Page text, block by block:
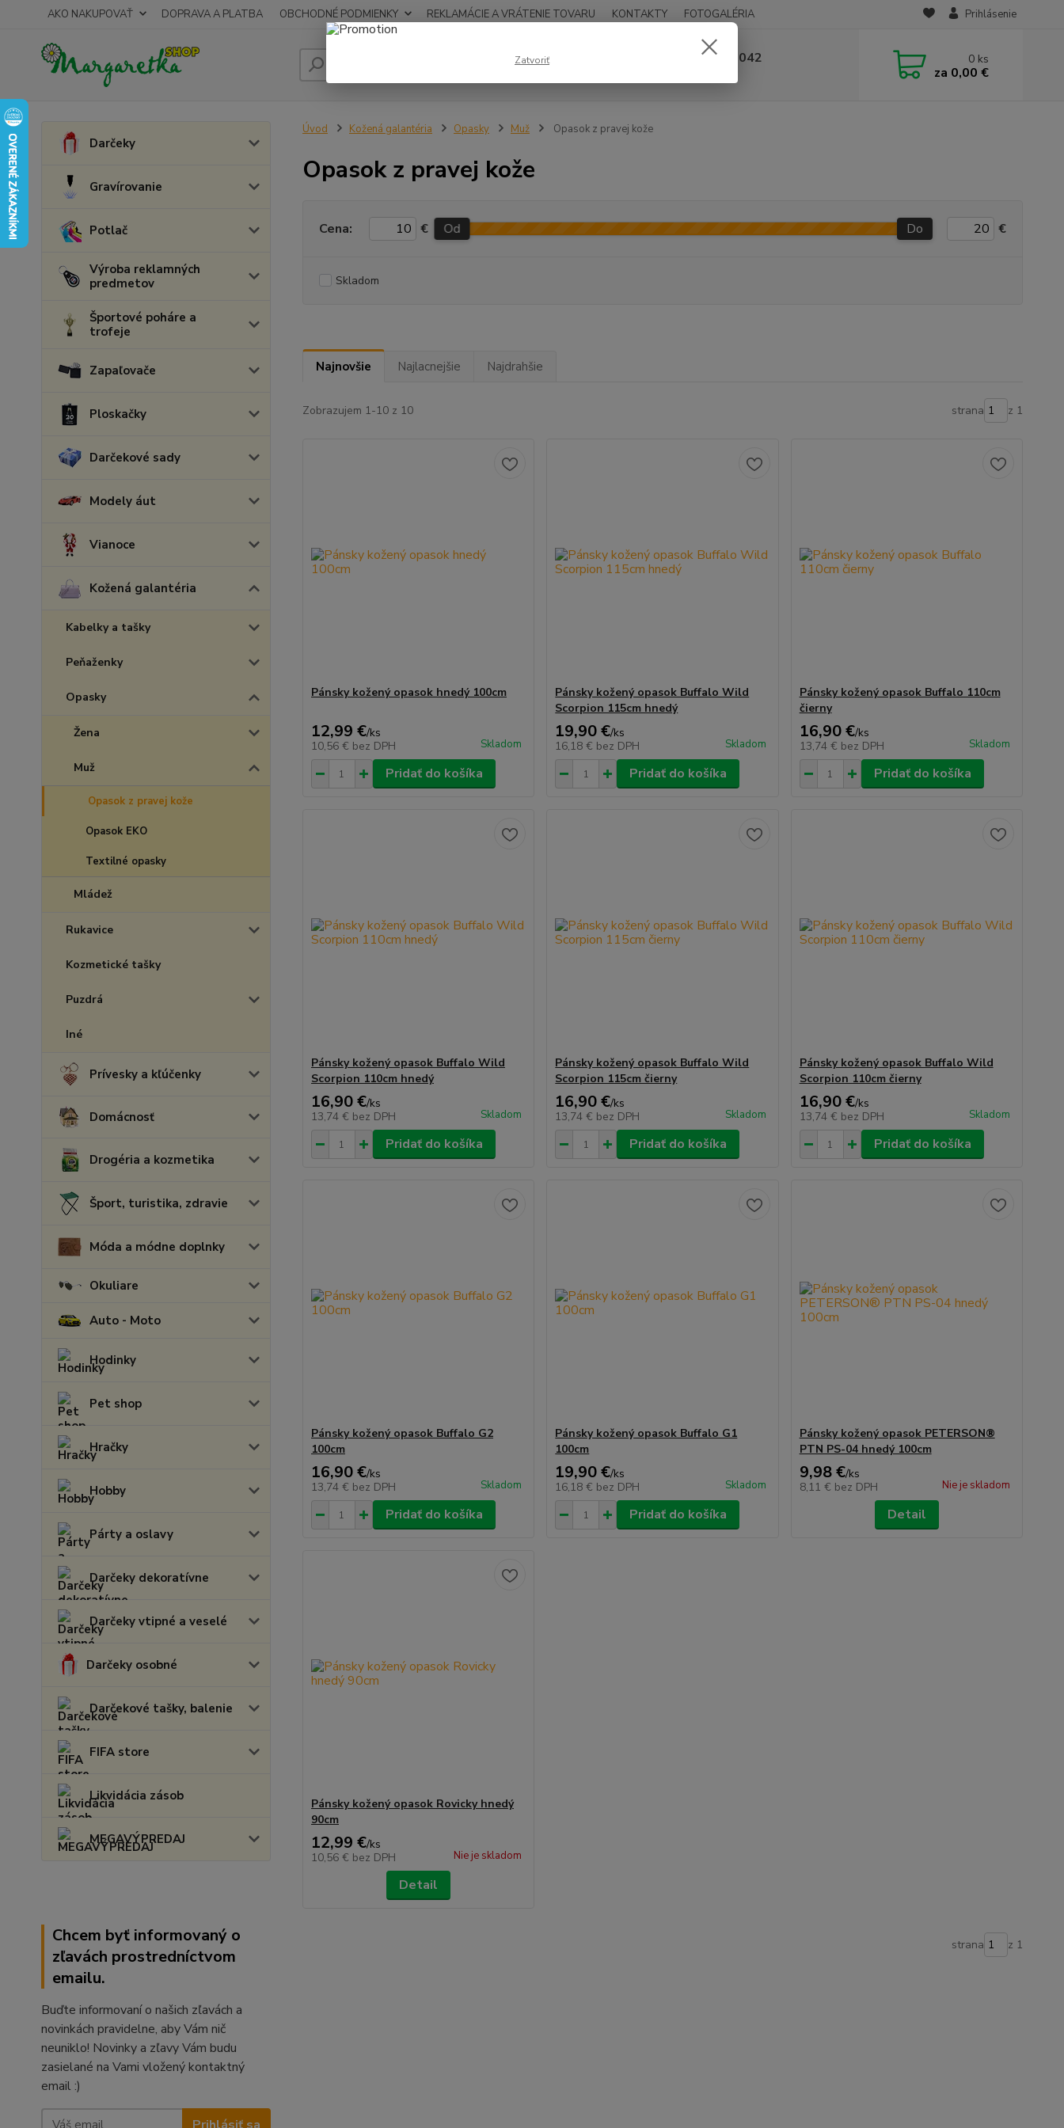
AKO NAKUPOVAŤ DOPRAVA A PLATBA OBCHODNÉ PODMIENKY REKLAMÁCIE A VRÁTENIE TOVARU KONTAKTY FOTOGALÉRIA Prihlásenie
Hľadať 0948 236 042 0 ks
za 0,00 €
Darčeky
Gravírovanie
Potlač
Výroba reklamných
predmetov
Športové poháre a
trofeje
Zapaľovače
Ploskačky
Darčekové sady
Modely áut
Vianoce
Kožená galantéria
Kabelky a tašky
Peňaženky
Opasky
Žena
Muž
Opasok z pravej kože
Opasok EKO
Textilné opasky
Mládež
Rukavice
Kozmetické tašky
Puzdrá
Iné
Prívesky a kľúčenky
Domácnosť
Drogéria a kozmetika
Šport, turistika, zdravie
Móda a módne doplnky
Okuliare
Auto - Moto
Hodinky
Pet shop
Hračky
Hobby
Párty a oslavy
Darčeky dekoratívne
Darčeky vtipné a veselé
Darčeky osobné
Darčekové tašky, balenie
FIFA store
Likvidácia zásob
MEGAVÝPREDAJ
Chcem byť informovaný o
zľavách prostredníctvom
emailu.
Buďte informovaní o našich zľavách a
novinkách pravidelne, aby Vám nič
neuniklo! Novinky a zľavy Vám budu
zasielané na Vami vložený kontaktný
email :)
Prihlásiť sa
Úvod Kožená galantéria Opasky Muž Opasok z pravej kože
Opasok z pravej kože
Cena: € Od Do €
Skladom
Najnovšie Najlacnejšie Najdrahšie
Zobrazujem 1-10 z 10 strana z 1
Pánsky kožený opasok hnedý 100cm
12,99 €/ks
10,56 € bez DPH Skladom
Pridať do košíka
Pánsky kožený opasok Buffalo Wild
Scorpion 115cm hnedý
19,90 €/ks
16,18 € bez DPH Skladom
Pridať do košíka
Pánsky kožený opasok Buffalo 110cm
čierny
16,90 €/ks
13,74 € bez DPH Skladom
Pridať do košíka
Pánsky kožený opasok Buffalo Wild
Scorpion 110cm hnedý
16,90 €/ks
13,74 € bez DPH Skladom
Pridať do košíka
Pánsky kožený opasok Buffalo Wild
Scorpion 115cm čierny
16,90 €/ks
13,74 € bez DPH Skladom
Pridať do košíka
Pánsky kožený opasok Buffalo Wild
Scorpion 110cm čierny
16,90 €/ks
13,74 € bez DPH Skladom
Pridať do košíka
Pánsky kožený opasok Buffalo G2
100cm
16,90 €/ks
13,74 € bez DPH Skladom
Pridať do košíka
Pánsky kožený opasok Buffalo G1
100cm
19,90 €/ks
16,18 € bez DPH Skladom
Pridať do košíka
Pánsky kožený opasok PETERSON®
PTN PS-04 hnedý 100cm
9,98 €/ks
8,11 € bez DPH Nie je skladom
Detail
Pánsky kožený opasok Rovicky hnedý
90cm
12,99 €/ks
10,56 € bez DPH Nie je skladom
Detail
strana z 1
Zatvoriť